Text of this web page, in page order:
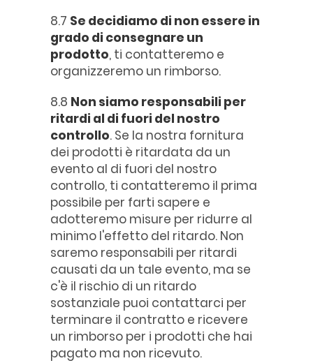
8.7 Se decidiamo di non essere in
grado di consegnare un
prodotto, ti contatteremo e
organizzeremo un rimborso.
8.8 Non siamo responsabili per
ritardi al di fuori del nostro
controllo. Se la nostra fornitura
dei prodotti è ritardata da un
evento al di fuori del nostro
controllo, ti contatteremo il prima
possibile per farti sapere e
adotteremo misure per ridurre al
minimo l'effetto del ritardo. Non
saremo responsabili per ritardi
causati da un tale evento, ma se
c'è il rischio di un ritardo
sostanziale puoi contattarci per
terminare il contratto e ricevere
un rimborso per i prodotti che hai
pagato ma non ricevuto.